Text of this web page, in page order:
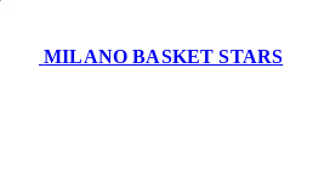
MILANO BASKET STARS